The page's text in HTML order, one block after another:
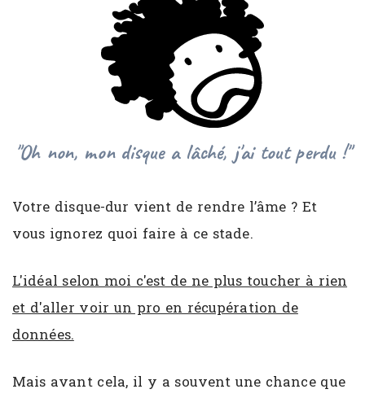
"Oh non, mon disque a lâché, j'ai tout perdu !"
Votre disque-dur vient de rendre l’âme ? Et
vous ignorez quoi faire à ce stade.
L'idéal selon moi c'est de ne plus toucher à rien
et d'aller voir un pro en récupération de
données.
Mais avant cela, il y a souvent une chance que